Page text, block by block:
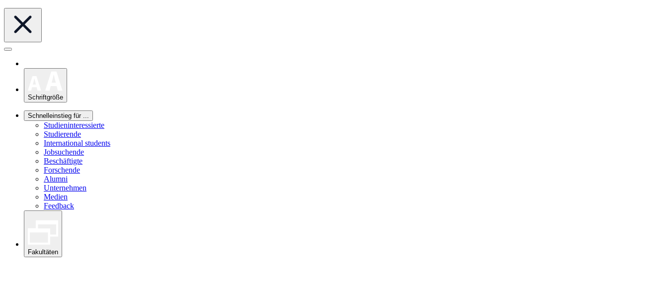
Schriftgröße
Schnelleinstieg für ...
Studieninteressierte
Studierende
International students
Jobsuchende
Beschäftigte
Forschende
Alumni
Unternehmen
Medien
Feedback
Fakultäten